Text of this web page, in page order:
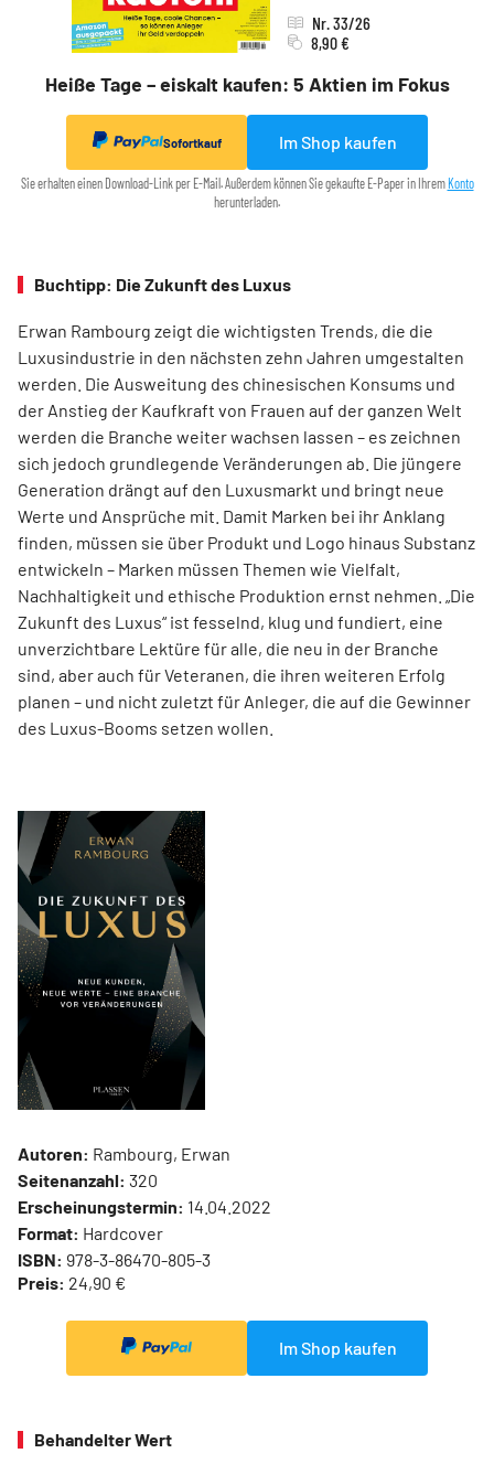
Heiße Tage – eiskalt kaufen: 5 Aktien im Fokus
Nr. 33/26
8,90 €
Sofortkauf Im Shop kaufen
Sie erhalten einen Download-Link per E-Mail. Außerdem können Sie gekaufte E-Paper in Ihrem Konto
herunterladen.
Buchtipp: Die Zukunft des Luxus
Erwan Rambourg zeigt die wichtigsten Trends, die die
Luxusindustrie in den nächsten zehn Jahren umgestalten
werden. Die Ausweitung des chinesischen Konsums und
der Anstieg der Kaufkraft von Frauen auf der ganzen Welt
werden die Branche weiter wachsen lassen – es zeichnen
sich jedoch grundlegende Veränderungen ab. Die jüngere
Generation drängt auf den Luxusmarkt und bringt neue
Werte und Ansprüche mit. Damit Marken bei ihr Anklang
finden, müssen sie über Produkt und Logo hinaus Substanz
entwickeln – Marken müssen Themen wie Vielfalt,
Nachhaltigkeit und ethische Produktion ernst nehmen. „Die
Zukunft des Luxus“ ist fesselnd, klug und fundiert, eine
unverzichtbare Lektüre für alle, die neu in der Branche
sind, aber auch für Veteranen, die ihren weiteren Erfolg
planen – und nicht zuletzt für Anleger, die auf die Gewinner
des Luxus-Booms setzen wollen.
Autoren: Rambourg, Erwan
Seitenanzahl: 320
Erscheinungstermin: 14.04.2022
Format: Hardcover
ISBN: 978-3-86470-805-3
Preis: 24,90 €
Im Shop kaufen
Behandelter Wert